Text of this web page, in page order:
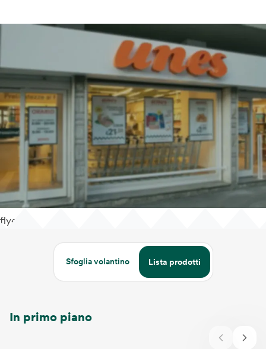
flyer
Sfoglia volantino Lista prodotti
In primo piano